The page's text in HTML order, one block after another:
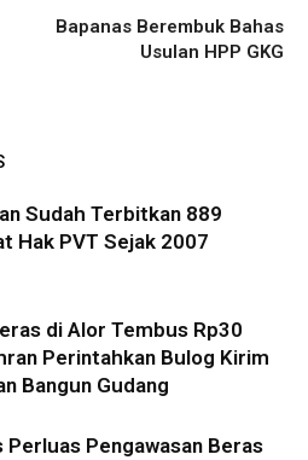
Bapanas Berembuk Bahas
Usulan HPP GKG
Sudah Terbitkan 889
Hak PVT Sejak 2007
di Alor Tembus Rp30
Perintahkan Bulog Kirim
Bangun Gudang
Perluas Pengawasan Beras